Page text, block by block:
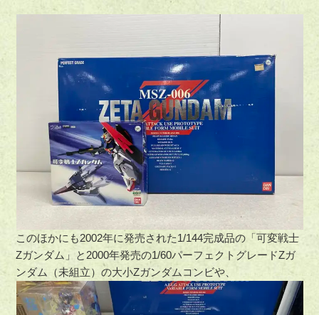
このほかにも2002年に発売された1/144完成品の「可変戦士
Zガンダム」と2000年発売の1/60パーフェクトグレードZガ
ンダム（未組立）の大小Zガンダムコンビや、